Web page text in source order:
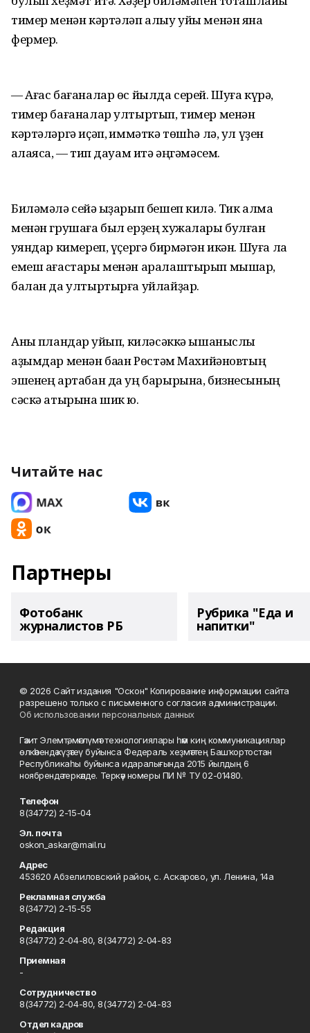
тимер менән кәртәләп алыу уйы менән яна
фермер.
— Ағас бағаналар өс йылда серей. Шуға күрә,
тимер бағаналар ултыртып, тимер менән
кәртәләргә иҫәп, ҡиммәткә төшһә лә, ул үҙен
аҡлаясаҡ, — тип дауам итә әңгәмәсем.
Биләмәлә сейә ҡыҙарып бешеп килә. Тик алма
менән грушаға был ерҙең хужалары булған
ҡуяндар кимереп, үҫергә бирмәгән икән. Шуға ла
емеш ағастары менән аралаштырып мышар,
балан да ултыртырға уйлайҙар.
Аныҡ пландар ҡуйып, киләсәккә ышаныслы
аҙымдар менән баҡҡан Рөстәм Махийәновтың
эшенең артабан да уң барырына, бизнесының
сәскә атырына шик юҡ.
Читайте нас
Партнеры
Фотобанк
журналистов РБ
Рубрика "Еда и
напитки"
© 2026 Сайт издания "Оскон" Копирование информации сайта
разрешено только с письменного согласия администрации.
Об использовании персональных данных
Гәзит Элемтә, мәғлүмәт технологиялары һәм киң коммуникациялар
өлкәһендә күҙәтеү буйынса Федераль хеҙмәттең Башҡортостан
Республикаһы буйынса идаралығында 2015 йылдың 6
ноябрендә теркәлде. Теркәү номеры ПИ № ТУ 02-01480.
Телефон
8(34772) 2-15-04
Эл. почта
oskon_askar@mail.ru
Адрес
453620 Абзелиловский район, с. Аскарово, ул. Ленина, 14а
Рекламная служба
8(34772) 2-15-55
Редакция
8(34772) 2-04-80, 8(34772) 2-04-83
Приемная
-
Сотрудничество
8(34772) 2-04-80, 8(34772) 2-04-83
Отдел кадров